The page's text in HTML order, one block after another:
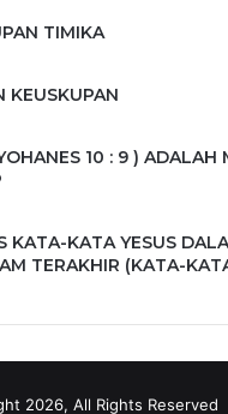
TIMIKA
KEUSKUPAN
10 : 9 ) ADALAH
KATA-KATA YESUS
TERAKHIR (KATA-
2026, All Rights Reserved